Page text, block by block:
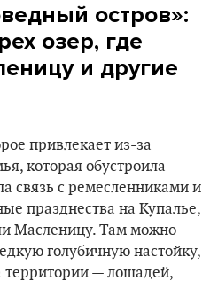
остров»:
озер, где
и другие
привлекает из-за
которая обустроила
связь с ремесленниками и
празднества на Купалье,
Масленицу. Там можно
голубичную настойку,
территории — лошадей,